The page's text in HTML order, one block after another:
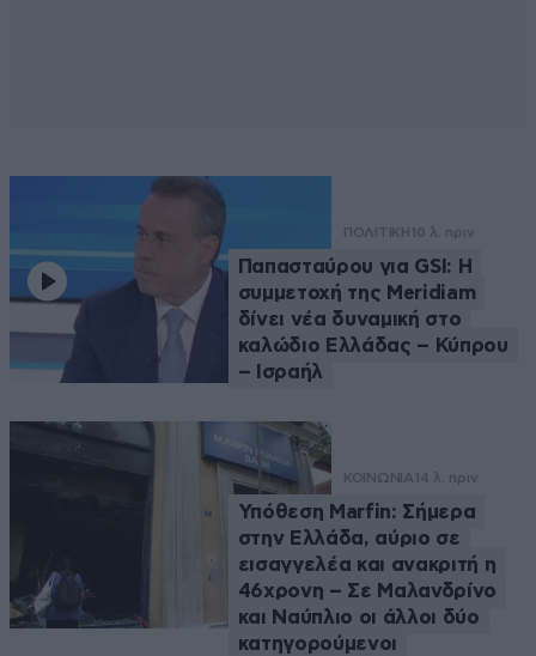
ΠΟΛΙΤΙΚΗ 10 λ. πριν
Παπασταύρου για GSI: Η
συμμετοχή της Meridiam
δίνει νέα δυναμική στο
καλώδιο Ελλάδας – Κύπρου
– Ισραήλ
ΚΟΙΝΩΝΙΑ 14 λ. πριν
Υπόθεση Marfin: Σήμερα
στην Ελλάδα, αύριο σε
εισαγγελέα και ανακριτή η
46χρονη – Σε Μαλανδρίνο
και Ναύπλιο οι άλλοι δύο
κατηγορούμενοι